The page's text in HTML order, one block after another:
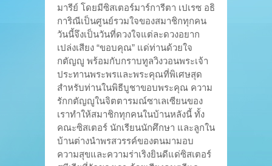
มารีย์ โดยมีซิสเตอร์มาร์การีตา เปเรซ อธิ
การิณีเป็นศูนย์รวมใจของสมาชิกทุกคน
วันนี้จึงเป็นวันที่ดวงใจแต่ละดวงอยาก
เปล่งเสียง “ขอบคุณ” แด่ท่านด้วยใจ
กตัญญู พร้อมกับกราบทูลวิงวอนพระเจ้า
ประทานพระพรและพระคุณที่พิเศษสุด
สำหรับท่านในพิธีบูชาขอบพระคุณ ความ
รักกตัญญูในจิตตารมณ์ซาเลเซียนของ
เราทำให้สมาชิกทุกคนในบ้านหลังนี้ ทั้ง
คณะซิสเตอร์ นักเรียนนักศึกษา และลูกใน
บ้านต่างนำพรสวรรค์ของตนมามอบ
ความสุขและความร่าเริงยินดีแด่ซิสเตอร์